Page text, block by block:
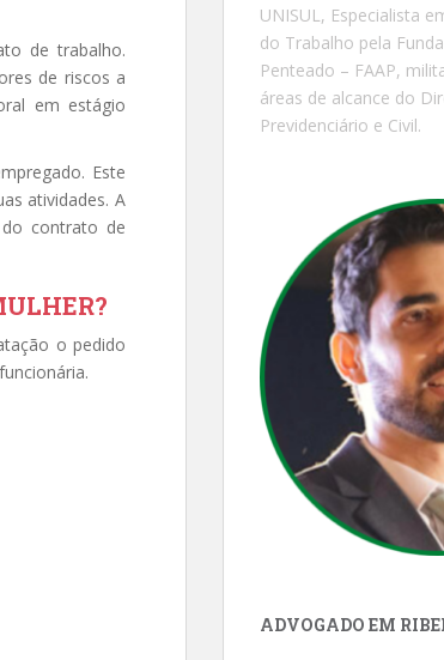
de trabalho.
de riscos a
em estágio
Este
atividades. A
contrato de
o pedido
UNISUL, Especialista
do Trabalho pela
Penteado – FAAP,
áreas de alcance do
Previdenciário e Civil.
ADVOGADO EM